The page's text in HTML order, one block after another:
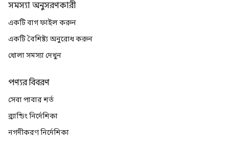
সমস্যা অনুসরণকারী
একটি বাগ ফাইল করুন
একটি বৈশিষ্ট্য অনুরোধ করুন
খোলা সমস্যা দেখুন
পণ্যর বিবরণ
সেবা পাবার শর্ত
ব্র্যান্ডিং নির্দেশিকা
নগদীকরণ নির্দেশিকা